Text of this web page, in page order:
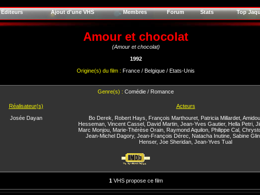
Editeurs Ajout d'une VHS Membres Forum Stats Top
Amour et chocolat
(Amour et chocolat)
1992
Origine(s) du film : France / Belgique / Etats-Unis
Genre(s) : Comédie / Romance
Réalisateur(s)
Josée Dayan
Acteurs
Bo Derek
Robert Hays François Marthouret Patricia Millardet Amidou
Hesseman Vincent Cassel David Martin Jean-Yves Gautier, Hella Petri
Marc Monjou, Marie-Thérèse Orain, Raymond Aquilon, Philippe Cal,
Jean-Michel Dagory, Jean-François Dérec Natacha Inutine Sabine
Henser, Joe Sheridan Jean-Yves Tual
1VHS propose ce film